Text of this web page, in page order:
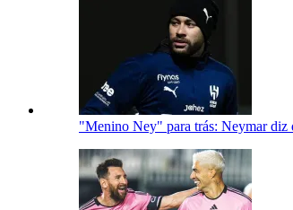
"Menino Ney" para trás: Neymar diz